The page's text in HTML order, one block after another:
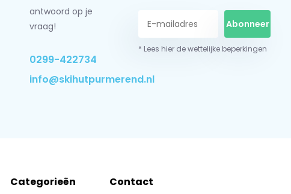
antwoord op je
vraag!
0299-422734
info@skihutpurmerend.nl
Abonneer
* Lees hier de wettelijke beperkingen
Categorieën Contact